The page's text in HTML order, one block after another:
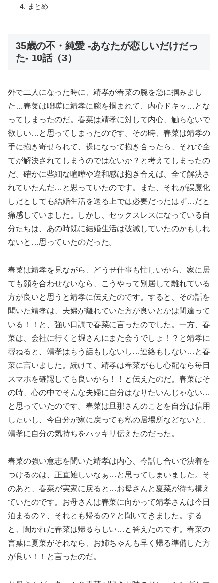
まとめ
35歳の不・純愛 -あなたが恋しいだけだっ
た- 10話（3）
外で二人になった時に、靖孝が春菜の腕を急に掴みまし
た…春菜は咄嗟に靖孝に腕を掴まれて、内心ドキッ…とな
ってしまったのだ。春菜は靖孝に対して内心、触らないで
欲しい…と思ってしまったのです。その時、春菜は靖孝の
手に抱き寄せられて、裸になって抱き合ったら、それで全
てが解決されてしまうのではないか？と考えてしまったの
だ。確かに些細な喧嘩や違和感は抱き合えば、全て解決さ
れていたんだ…と思っていたのです。また、それが誤魔化
しだとしても結婚生活を送る上では必要だったはず…だと
痛感していました。しかし、セックスレスになっている自
分たちは、あの時既に結婚生活は破滅していたのかもしれ
ないと…思っていたのだった。
春菜は靖孝を見ながら、どうせ仕事も忙しいから、家に居
ても顔を合わせないなら、こうやって別居して離れている
方が良いと思うと靖孝に伝えたのです。すると、その話を
聞いた靖孝は、夫婦が離れていた方が良いとかは間違って
いる！！と、強い口調で春菜に言ったのでした。一方、春
菜は、会社に行くと堀さんにまた会うでしょ！？と靖孝に
尋ねると、靖孝はもう話もしないし…連絡もしない…と春
菜に言いました。続けて、靖孝は春菜がもし心配なら毎日
スマホを確認しても良いから！！と伝えたのだ。春菜はそ
の時、心の中でそんな夫婦に自分はなりたいんじゃない…
と思っていたのです。春菜は旦那さんのことを自分は信用
したいし、今自分が家に戻っても私の居場所などないと、
靖孝に自分の気持ちをハッキリ伝えたのだった。
春菜の強い意志を聞いた靖孝は内心、今話し合いで決着を
つけるのは、正直難しいなぁ…と思ってしまいました。そ
のあと、春菜が実家に戻ると…お母さんと夏菜が待ち構え
ていたのです。お母さんは春菜に向かって靖孝さんは今日
泊まるの？、それとも帰るの？と聞いてきました。する
と、聞かれた春菜は帰るらしい…と答えたのです。春菜の
言葉に夏菜がそれなら、お姉ちゃんも早く帰る準備した方
が良い！！と言ったのだ。